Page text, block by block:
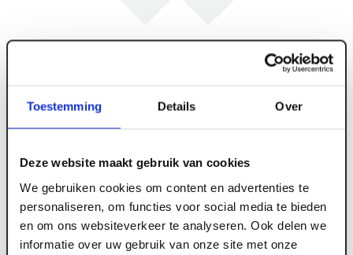
Toestemming Details Over
Deze website maakt gebruik van cookies
We gebruiken cookies om content en advertenties te
personaliseren, om functies voor social media te bieden
en om ons websiteverkeer te analyseren. Ook delen we
informatie over uw gebruik van onze site met onze
ART004689